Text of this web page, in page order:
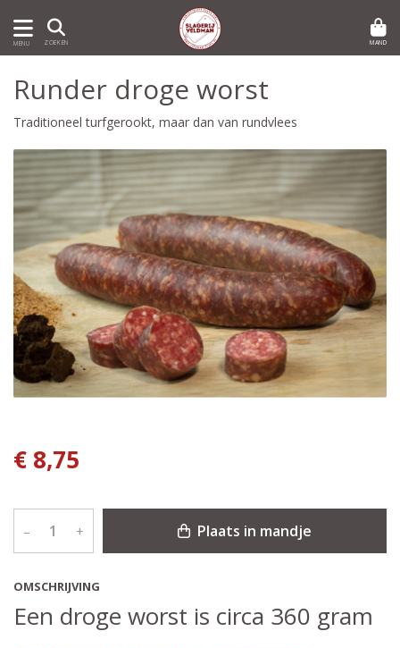
MENU ZOEKEN MAND
OMSCHRIJVING
Een droge worst is circa 360 gram
Runder droge worst
Traditioneel turfgerookt, maar dan van rundvlees
€ 8,75
– + Plaats in mandje